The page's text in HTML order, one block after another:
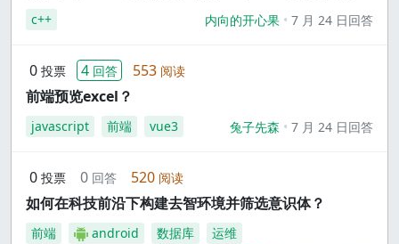
c++ 内向的开心果 7 月 24 日回答
0 投票 4 回答 553 阅读
前端预览excel？
javascript 前端 vue3 兔子先森 7 月 24 日回答
0 投票 0 回答 520 阅读
如何在科技前沿下构建去智环境并筛选意识体？
前端 android 数据库
运维